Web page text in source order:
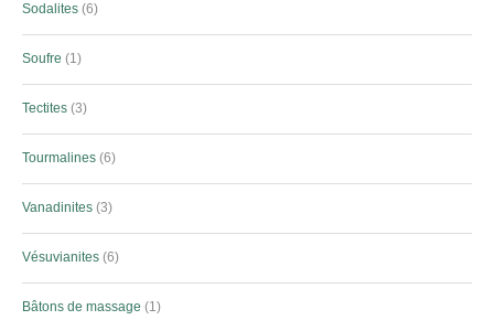
Sodalites 6
Soufre 1
Tectites 3
Tourmalines 6
Vanadinites 3
Vésuvianites 6
Bâtons de massage 1